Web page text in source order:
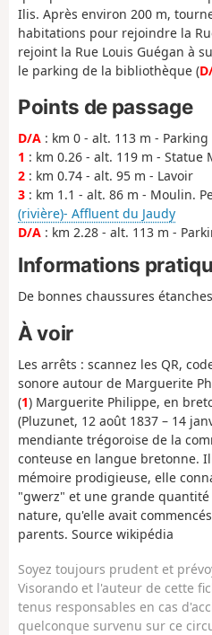
Ilis. Après environ 200 m,
habitations pour rejoindre la
rejoint la Rue Louis Guégan à
le parking de la bibliothèque (
Points de passage
D/A : km 0 - alt. 113 m -
1 : km 0.26 - alt. 119 m -
2 : km 0.74 - alt. 95 m - Lavoir
3 : km 1.1 - alt. 86 m - Moulin.
(rivière)- Affluent du Jaudy
D/A : km 2.28 - alt. 113 m -
Informations
De bonnes chaussures étanches
À voir
Les arrêts : scannez les QR,
sonore autour de Marguerite
(1) Marguerite Philippe, en
(Pluzunet, 12 août 1837 – 14
mendiante trégoroise de la
conteuse en langue bretonne.
mémoire prodigieuse, elle
"gwerz" et une grande
nature, qu'elle avait
parents. Source wikipédia
Soyez toujours prudent et
Visorando et l'auteur de cette
tenus responsables en cas
quelconque survenu sur ce